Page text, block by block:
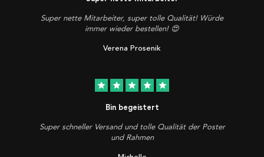
Super nette Mitarbeiter, super tolle Qualität! Würde
immer wieder bestellen! 😍
Verena Prosenik
star star star star star
Bin begeistert
Super schneller Versand und tolle Qualität der Poster
und Rahmen